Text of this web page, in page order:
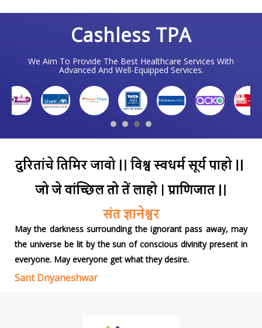
Cashless TPA
We Aim To Provide The Best Healthcare Services With
Advanced And Well-Equipped Services.
❮ ❯
May the darkness surrounding the ignorant pass away, may
the universe be lit by the sun of conscious divinity present in
everyone. May everyone get what they desire.
Sant Dnyaneshwar